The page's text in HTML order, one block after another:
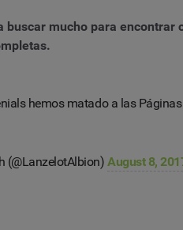
buscar mucho para
hemos matado a las
(@LanzelotAlbion)August 8,